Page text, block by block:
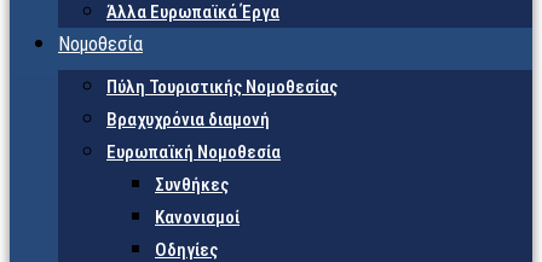
Άλλα Ευρωπαϊκά Έργα
Νομοθεσία
Πύλη Τουριστικής Νομοθεσίας
Βραχυχρόνια διαμονή
Ευρωπαϊκή Νομοθεσία
Συνθήκες
Κανονισμοί
Οδηγίες